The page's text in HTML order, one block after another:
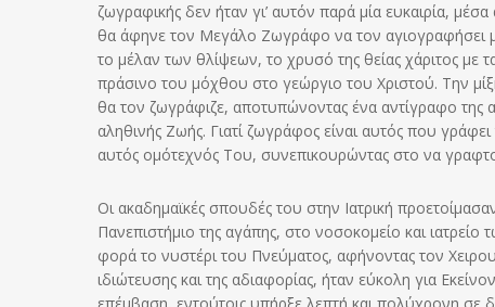
ζωγραφικής δεν ήταν γι’ αυτόν παρά μία ευκαιρία,
θα άφηνε τον Μεγάλο Ζωγράφο να τον αγιογραφήσει
το μέλαν των θλίψεων, το χρυσό της θείας χάριτος με
πράσινο του μόχθου στο γεώργιο του Χριστού. Την
θα τον ζωγράφιζε, αποτυπώνοντας ένα αντίγραφο
αληθινής Ζωής. Γιατί ζωγράφος είναι αυτός που
αυτός ομότεχνός Του, συνεπικουρώντας στο να
Οι ακαδημαϊκές σπουδές του στην Ιατρική
Πανεπιστήμιο της αγάπης, στο νοσοκομείο και
φορά το νυστέρι του Πνεύματος, αφήνοντας τον
ιδιώτευσης και της αδιαφορίας, ήταν εύκολη για